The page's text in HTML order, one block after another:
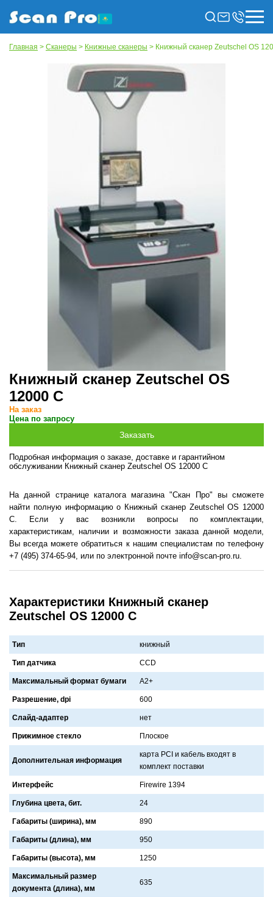
Главная > Сканеры > Книжные сканеры > Книжный сканер Zeutschel OS
Книжный сканер Zeutschel OS
12000 C
На заказ
Цена по запросу
Подробная информация о заказе, доставке и гарантийном
обслуживании Книжный сканер Zeutschel OS 12000 C
На данной странице каталога магазина "Скан Про" вы сможете
найти полную информацию о Книжный сканер Zeutschel OS 12000
C. Если у вас возникли вопросы по комплектации,
характеристикам, наличии и возможности заказа данной модели,
Вы всегда можете обратиться к нашим специалистам по телефону
+7 (495) 374-65-94, или по электронной почте info@scan-pro.ru.
Характеристики Книжный сканер
Zeutschel OS 12000 C
Тип книжный
Тип датчика CCD
Максимальный формат бумаги A2+
Разрешение, dpi 600
Слайд-адаптер нет
Прижимное стекло Плоское
Дополнительная информация
кaртa PCI и кaбель входят в
комплект постaвки
Интерфейс Firewire 1394
Глубина цвета, бит. 24
Габариты (ширина), мм 890
Габариты (длина), мм 950
Габариты (высота), мм 1250
Максимальный размер
документа (длина), мм
635